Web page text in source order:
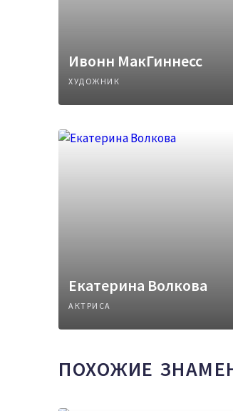
Ивонн МакГиннесс
ХУДОЖНИК
Екатерина Волкова
АКТРИСА
ПОХОЖИЕ